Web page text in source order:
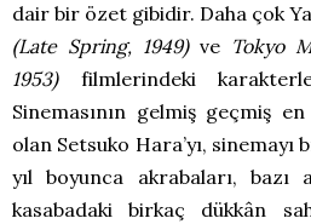
dair bir özet gibidir. Daha çok
(Late Spring, 1949)ve Tokyo
1953)filmlerindeki
Sinemasının gelmiş geçmiş
olan Setsuko Hara’yı, sinemayı
yıl boyunca akrabaları, bazı
kasabadaki birkaç dükkân